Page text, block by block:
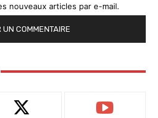
nouveaux articles par e-mail.